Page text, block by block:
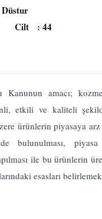
Düstur
: 44
Kanunun amacı;
etkili ve kaliteli
ürünlerin piyasaya
bulunulması,
ile bu ürünlerin
esasları